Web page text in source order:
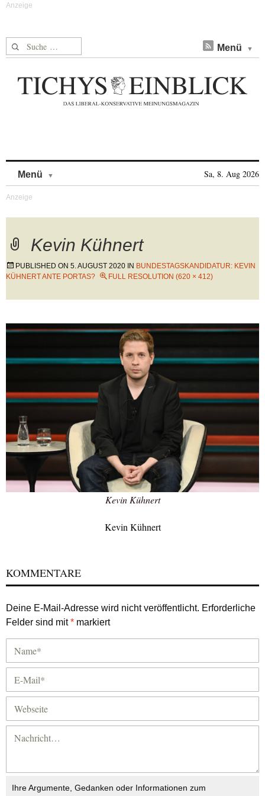
Suche nach: Menü
Menü Sa, 8. Aug 2026
Kevin Kühnert
PUBLISHED ON 5. AUGUST 2020 IN BUNDESTAGSKANDIDATUR: KEVIN
KÜHNERT ANTE PORTAS?
FULL RESOLUTION (620 × 412)
Kevin Kühnert
Kevin Kühnert
KOMMENTARE
Deine E-Mail-Adresse wird nicht veröffentlicht. Erforderliche
Felder sind mit* markiert
Ihre Argumente, Gedanken oder Informationen zum